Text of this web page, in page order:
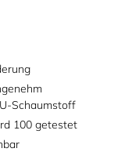
Schaumstoff
100 getestet